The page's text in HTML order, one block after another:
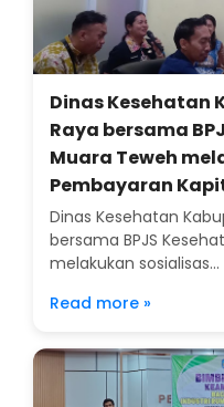
Dinas Kesehatan
Raya bersama
Muara Teweh
Pembayaran
Dinas Kesehatan
bersama BPJS
melakukan sosialisas...
Read more »